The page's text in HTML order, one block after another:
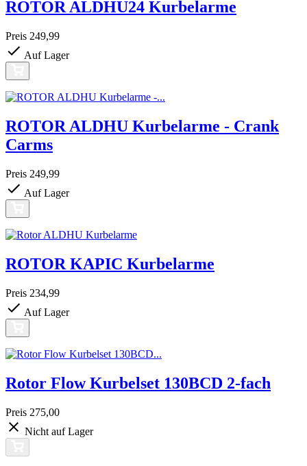
ROTOR ALDHU24 Kurbelarme
Preis 249,99
Auf Lager
ROTOR ALDHU Kurbelarme - Crank
Carms
Preis 249,99
Auf Lager
ROTOR KAPIC Kurbelarme
Preis 234,99
Auf Lager
Rotor Flow Kurbelset 130BCD 2-fach
Preis 275,00
Nicht auf Lager